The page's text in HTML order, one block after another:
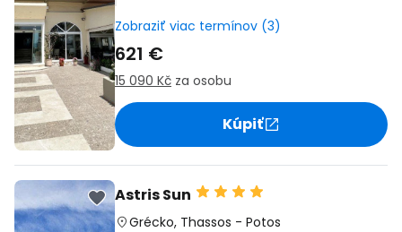
Zobraziť viac termínov (3)
621 €
15 090 Kč za osobu
Kúpiť
Astris Sun
Grécko, Thassos - Potos